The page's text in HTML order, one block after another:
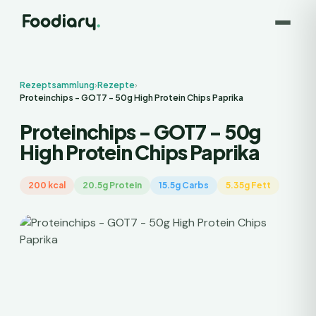
Rezeptsammlung›Rezepte›
Proteinchips - GOT7 - 50g High Protein Chips Paprika
Proteinchips - GOT7 - 50g
High Protein Chips Paprika
200 kcal 20.5g Protein 15.5g Carbs 5.35g Fett